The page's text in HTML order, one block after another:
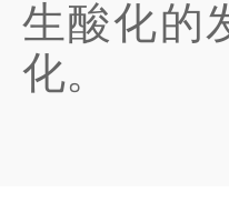
生酸化的
化。